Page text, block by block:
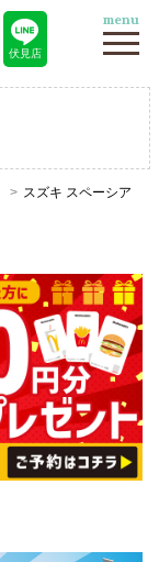
伏見店
menu
スズキ スペーシア